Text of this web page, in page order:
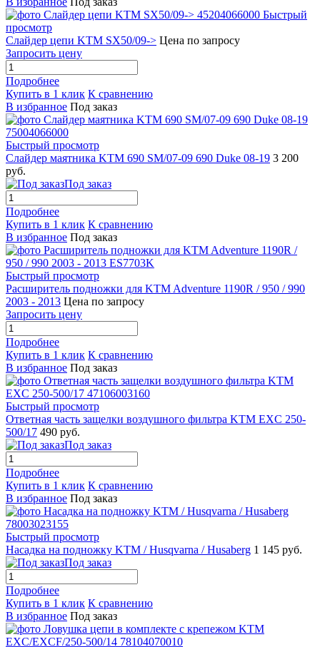
Быстрый
просмотр
Слайдер цепи KTM SX50/09-> Цена по запросу
Запросить цену
Подробнее
Купить в 1 клик К сравнению
В избранное Под заказ
Быстрый просмотр
Слайдер маятника KTM 690 SM/07-09 690 Duke 08-19 3 200
руб.
Под заказ
Подробнее
Купить в 1 клик К сравнению
В избранное Под заказ
Быстрый просмотр
Расширитель подножки для KTM Adventure 1190R / 950 / 990
2003 - 2013 Цена по запросу
Запросить цену
Подробнее
Купить в 1 клик К сравнению
В избранное Под заказ
Быстрый просмотр
Ответная часть защелки воздушного фильтра KTM EXC 250-
500/17 490 руб.
Под заказ
Подробнее
Купить в 1 клик К сравнению
В избранное Под заказ
Быстрый просмотр
Насадка на подножку KTM / Husqvarna / Husaberg 1 145 руб.
Под заказ
Подробнее
Купить в 1 клик К сравнению
В избранное Под заказ